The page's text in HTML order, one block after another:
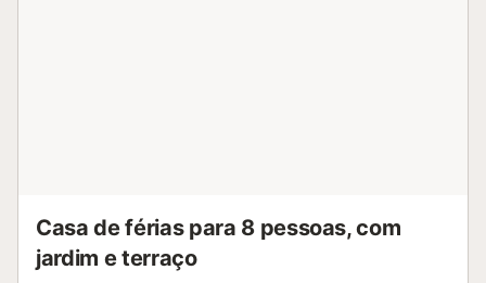
Casa de férias para 8 pessoas, com
jardim e terraço